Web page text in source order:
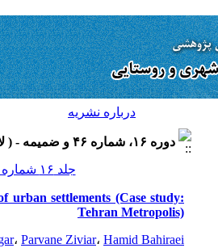
درباره نشريه
دوره ۱۶، شماره ۴۶ و ضميمه - ( لاتين ۱۳۹۶ )
جلد ۱۶ شماره ۴۶ و ضميمه صفحات ۲۴۲-۲۳۳
urban settlements (Case study:
Tehran Metropolis)
، Parvane Ziviar، Hamid Bahiraei